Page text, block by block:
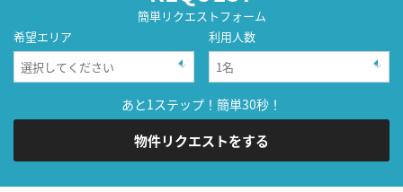
簡単リクエストフォーム
希望エリア
利用人数
あと1ステップ！簡単30秒！
物件リクエストをする